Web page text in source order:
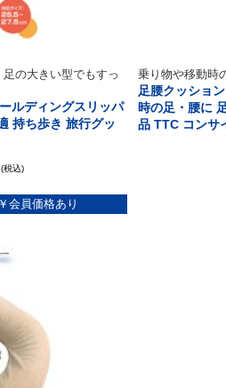
の大きい型でもすっ
ルディングスリッパ
持ち歩き 旅行グッ
(税込)
乗り物や移動時
足腰クッショ
時の足・腰に
品 TTC コンサ